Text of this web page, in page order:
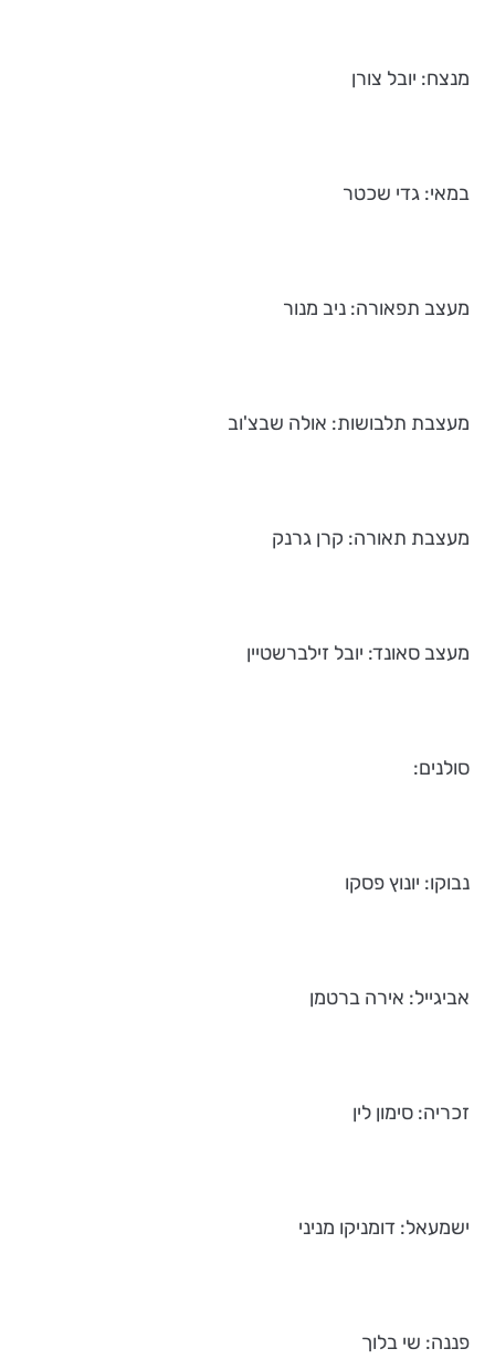
מנצח: יובל צורן
במאי: גדי שכטר
מעצב תפאורה: ניב מנור
מעצבת תלבושות: אולה שבצ'וב
מעצבת תאורה: קרן גרנק
מעצב סאונד: יובל זילברשטיין
סולנים:
נבוקו: יונוץ פסקו
אביגייל: אירה ברטמן
זכריה: סימון לין
ישמעאל: דומניקו מניני
פננה: שי בלוך